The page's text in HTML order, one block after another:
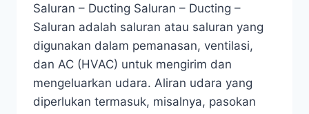
Saluran – Ducting Saluran – Ducting –
Saluran adalah saluran atau saluran yang
digunakan dalam pemanasan, ventilasi,
dan AC (HVAC) untuk mengirim dan
mengeluarkan udara. Aliran udara yang
diperlukan termasuk, misalnya, pasokan